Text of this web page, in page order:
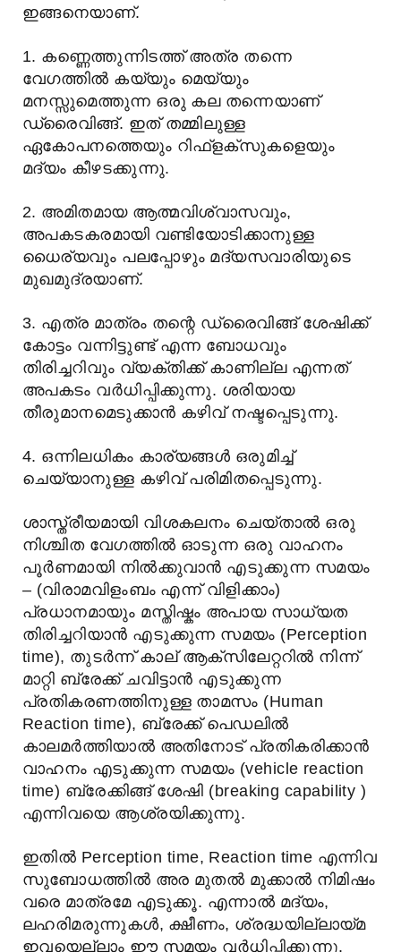
ഇങ്ങനെയാണ്.
1. കണ്ണെത്തുന്നിടത്ത് അത്ര തന്നെ
വേഗത്തില്‍ കയ്യും മെയ്യും
മനസ്സുമെത്തുന്ന ഒരു കല തന്നെയാണ്
ഡ്രൈവിങ്ങ്. ഇത് തമ്മിലുള്ള
ഏകോപനത്തെയും റിഫ്ളക്സുകളെയും
മദ്യം കീഴടക്കുന്നു.
2. അമിതമായ ആത്മവിശ്വാസവും,
അപകടകരമായി വണ്ടിയോടിക്കാനുള്ള
ധൈര്യവും പലപ്പോഴും മദ്യസവാരിയുടെ
മുഖമുദ്രയാണ്.
3. എത്ര മാത്രം തന്റെ ഡ്രൈവിങ്ങ് ശേഷിക്ക്
കോട്ടം വന്നിട്ടുണ്ട് എന്ന ബോധവും
തിരിച്ചറിവും വ്യക്തിക്ക് കാണില്ല എന്നത്
അപകടം വർധിപ്പിക്കുന്നു. ശരിയായ
തീരുമാനമെടുക്കാൻ കഴിവ് നഷ്ടപ്പെടുന്നു.
4. ഒന്നിലധികം കാര്യങ്ങൾ ഒരുമിച്ച്
ചെയ്യാനുള്ള കഴിവ് പരിമിതപ്പെടുന്നു.
ശാസ്ത്രീയമായി വിശകലനം ചെയ്താൽ ഒരു
നിശ്ചിത വേഗത്തിൽ ഓടുന്ന ഒരു വാഹനം
പൂർണമായി നിൽക്കുവാൻ എടുക്കുന്ന സമയം
– (വിരാമവിളംബം എന്ന് വിളിക്കാം)
പ്രധാനമായും മസ്തിഷ്കം അപായ സാധ്യത
തിരിച്ചറിയാൻ എടുക്കുന്ന സമയം (Perception
time), തുടർന്ന് കാല് ആക്സിലേറ്ററിൽ നിന്ന്
മാറ്റി ബ്രേക്ക് ചവിട്ടാൻ എടുക്കുന്ന
പ്രതികരണത്തിനുള്ള താമസം (Human
Reaction time), ബ്രേക്ക് പെഡലിൽ
കാലമർത്തിയാൽ അതിനോട് പ്രതികരിക്കാൻ
വാഹനം എടുക്കുന്ന സമയം (vehicle reaction
time) ബ്രേക്കിങ്ങ് ശേഷി (breaking capability )
എന്നിവയെ ആശ്രയിക്കുന്നു.
ഇതിൽ Perception time, Reaction time എന്നിവ
സുബോധത്തിൽ അര മുതൽ മുക്കാൽ നിമിഷം
വരെ മാത്രമേ എടുക്കൂ. എന്നാൽ മദ്യം,
ലഹരിമരുന്നുകൾ, ക്ഷീണം, ശ്രദ്ധയില്ലായ്മ
ഇവയെല്ലാം ഈ സമയം വർധിപ്പിക്കുന്നു.